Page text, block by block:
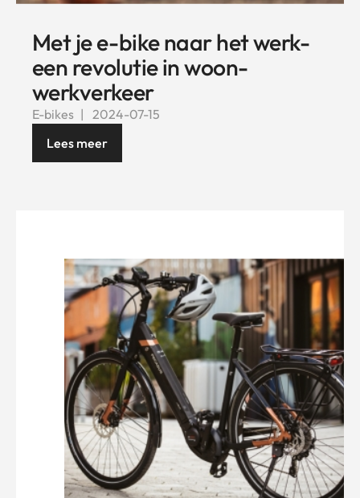
Met je e-bike naar het werk-
een revolutie in woon-
werkverkeer
E-bikes
2024-07-15
Lees meer